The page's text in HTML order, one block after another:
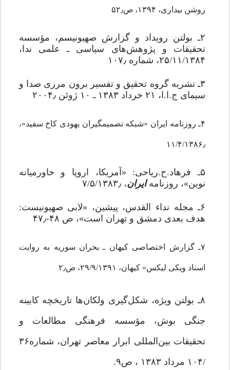
روشن بیداری، ۱۳۹۴، ص۵۲٫
۲ـ بولتن رویداد و گزارش صهیونیسم، مؤسسه
تحقیقات و پژوهش‌هاى سیاسى ـ علمى ندا،
۲۵/۱۱/۱۳۸۴، شماره ۱۰۷٫
۳ـ نشریه گروه تحقیق و تفسیر برون مرزى صدا و
سیماى ج.ا.ا، ۲۱ خرداد ۱۳۸۳
ـ ۱۰ ژوئن ۲۰۰۴٫
۴ـ روزنامه ایران «شبکه تصمیم‏گیران یهودى کاخ سفید»،
۱۱/۴/۱۳۸۶٫
۵ـ فرهاد.ح.ریاحى: «آمریکا، اروپا و خاورمیانه
نوین»، روزنامهایران، ۷/۵/۱۳۸۳٫
۶ـ مجله نداء القدس، پیشین، «لابى صهیونیست:
هدف بعدى دمشق و تهران است»، ص ۴۸-۴۷٫
۷ـ گزارش اختصاصی کیهان ـ بحران سوریه به روایت
اسناد ویکی لیکس» کیهان، ۲۹/۹/۱۳۹۱، ص۲٫
۸ـ بولتن‌ ویژه،‌ شکل‌گیری ‌ولکان‌ها ‌‌تاریخچه ‌کابینه‌
جنگی ‌بوش،‌ مؤسسه‌ فرهنگی‌ مطالعات‌ و
تحقیقات ‌بین‌المللی ‌ابرار معاصر تهران،‌ شماره‌۳۶
/۱۰۴ مرداد ۱۳۸۳ ، ص۹
.